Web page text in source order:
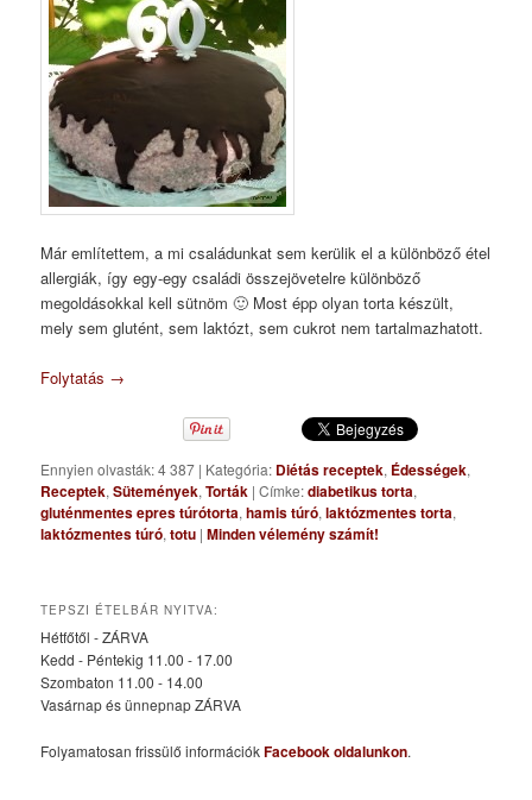
Már említettem, a mi családunkat sem kerülik el a különböző étel
allergiák, így egy-egy családi összejövetelre különböző
megoldásokkal kell sütnöm 🙂 Most épp olyan torta készült,
mely sem glutént, sem laktózt, sem cukrot nem tartalmazhatott.
Folytatás →
Ennyien olvasták: 4 387 | Kategória: Diétás receptek, Édességek,
Receptek,Sütemények,Torták |Címke:diabetikus torta,
gluténmentes epres túrótorta,hamis túró,laktózmentes torta,
laktózmentes túró,totu |Minden vélemény számít!
TEPSZI ÉTELBÁR NYITVA:
Hétfőtől - ZÁRVA
Kedd - Péntekig 11.00 - 17.00
Szombaton 11.00 - 14.00
Vasárnap és ünnepnap ZÁRVA
Folyamatosan frissülő információkFacebook oldalunkon.